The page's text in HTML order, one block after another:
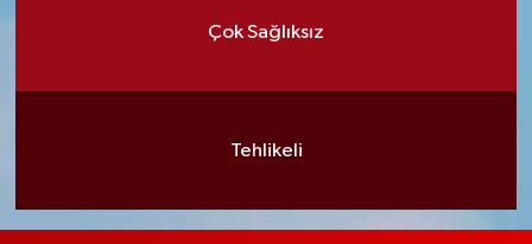
Çok Sağlıksız
Tehlikeli